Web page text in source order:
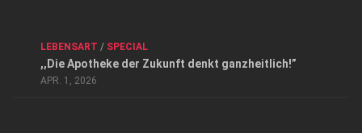
Datenschutzerklärung
Top Magazin Dresden / Ostsachsen
LEBENSART / SPECIAL
,,Die Apotheke der Zukunft denkt ganzheitlich!”
APR. 1, 2026